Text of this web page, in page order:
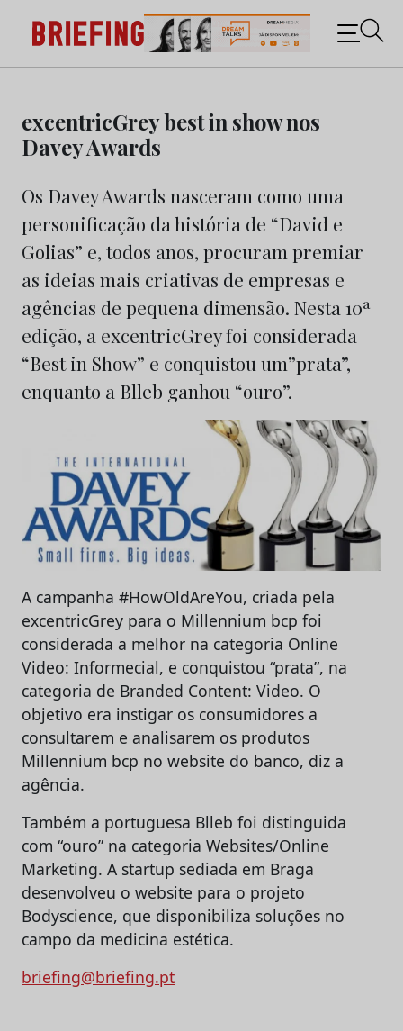
content
Briefing: Todas as notícias sobre os negócios do
Marketing e da Publicidade
excentricGrey best in show nos
Davey Awards
Os Davey Awards nasceram como uma
personificação da história de “David e
Golias” e, todos anos, procuram premiar
as ideias mais criativas de empresas e
agências de pequena dimensão. Nesta 10ª
edição, a excentricGrey foi considerada
“Best in Show” e conquistou um”prata”,
enquanto a Blleb ganhou “ouro”.
A campanha #HowOldAreYou, criada pela
excentricGrey para o Millennium bcp foi
considerada a melhor na categoria Online
Video: Informecial, e conquistou “prata”, na
categoria de Branded Content: Video. O
objetivo era instigar os consumidores a
consultarem e analisarem os produtos
Millennium bcp no website do banco, diz a
agência.
Também a portuguesa Blleb foi distinguida
com “ouro” na categoria Websites/Online
Marketing. A startup sediada em Braga
desenvolveu o website para o projeto
Bodyscience, que disponibiliza soluções no
campo da medicina estética.
briefing@briefing.pt